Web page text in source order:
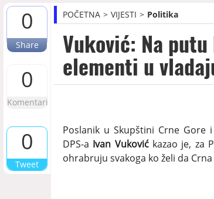
0
Share
0
Komentari
0
Tweet
POČETNA VIJESTI Politika
Vuković: Na putu
elementi u
Poslanik u Skupštini Crne Gore
DPS-a Ivan Vukovićkazao je, za
ohrabruju svakoga ko želi da